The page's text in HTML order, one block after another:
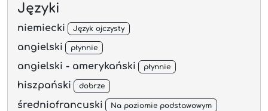
Języki
niemiecki Język ojczysty
angielski płynnie
angielski - amerykański płynnie
hiszpański dobrze
średniofrancuski Na poziomie podstawowym